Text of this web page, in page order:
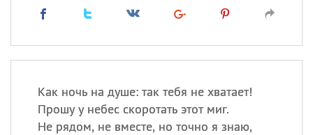
Как ночь на душе: так тебя не хватает!
Прошу у небес скоротать этот миг.
Не рядом, не вместе, но точно я знаю,